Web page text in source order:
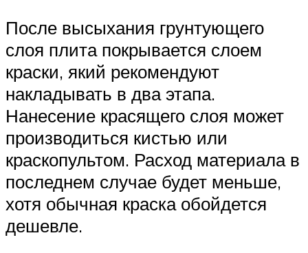
После высыхания грунтующего
слоя плита покрывается слоем
краски, який рекомендуют
накладывать в два этапа.
Нанесение красящего слоя может
производиться кистью или
краскопультом. Расход материала в
последнем случае будет меньше,
хотя обычная краска обойдется
дешевле.